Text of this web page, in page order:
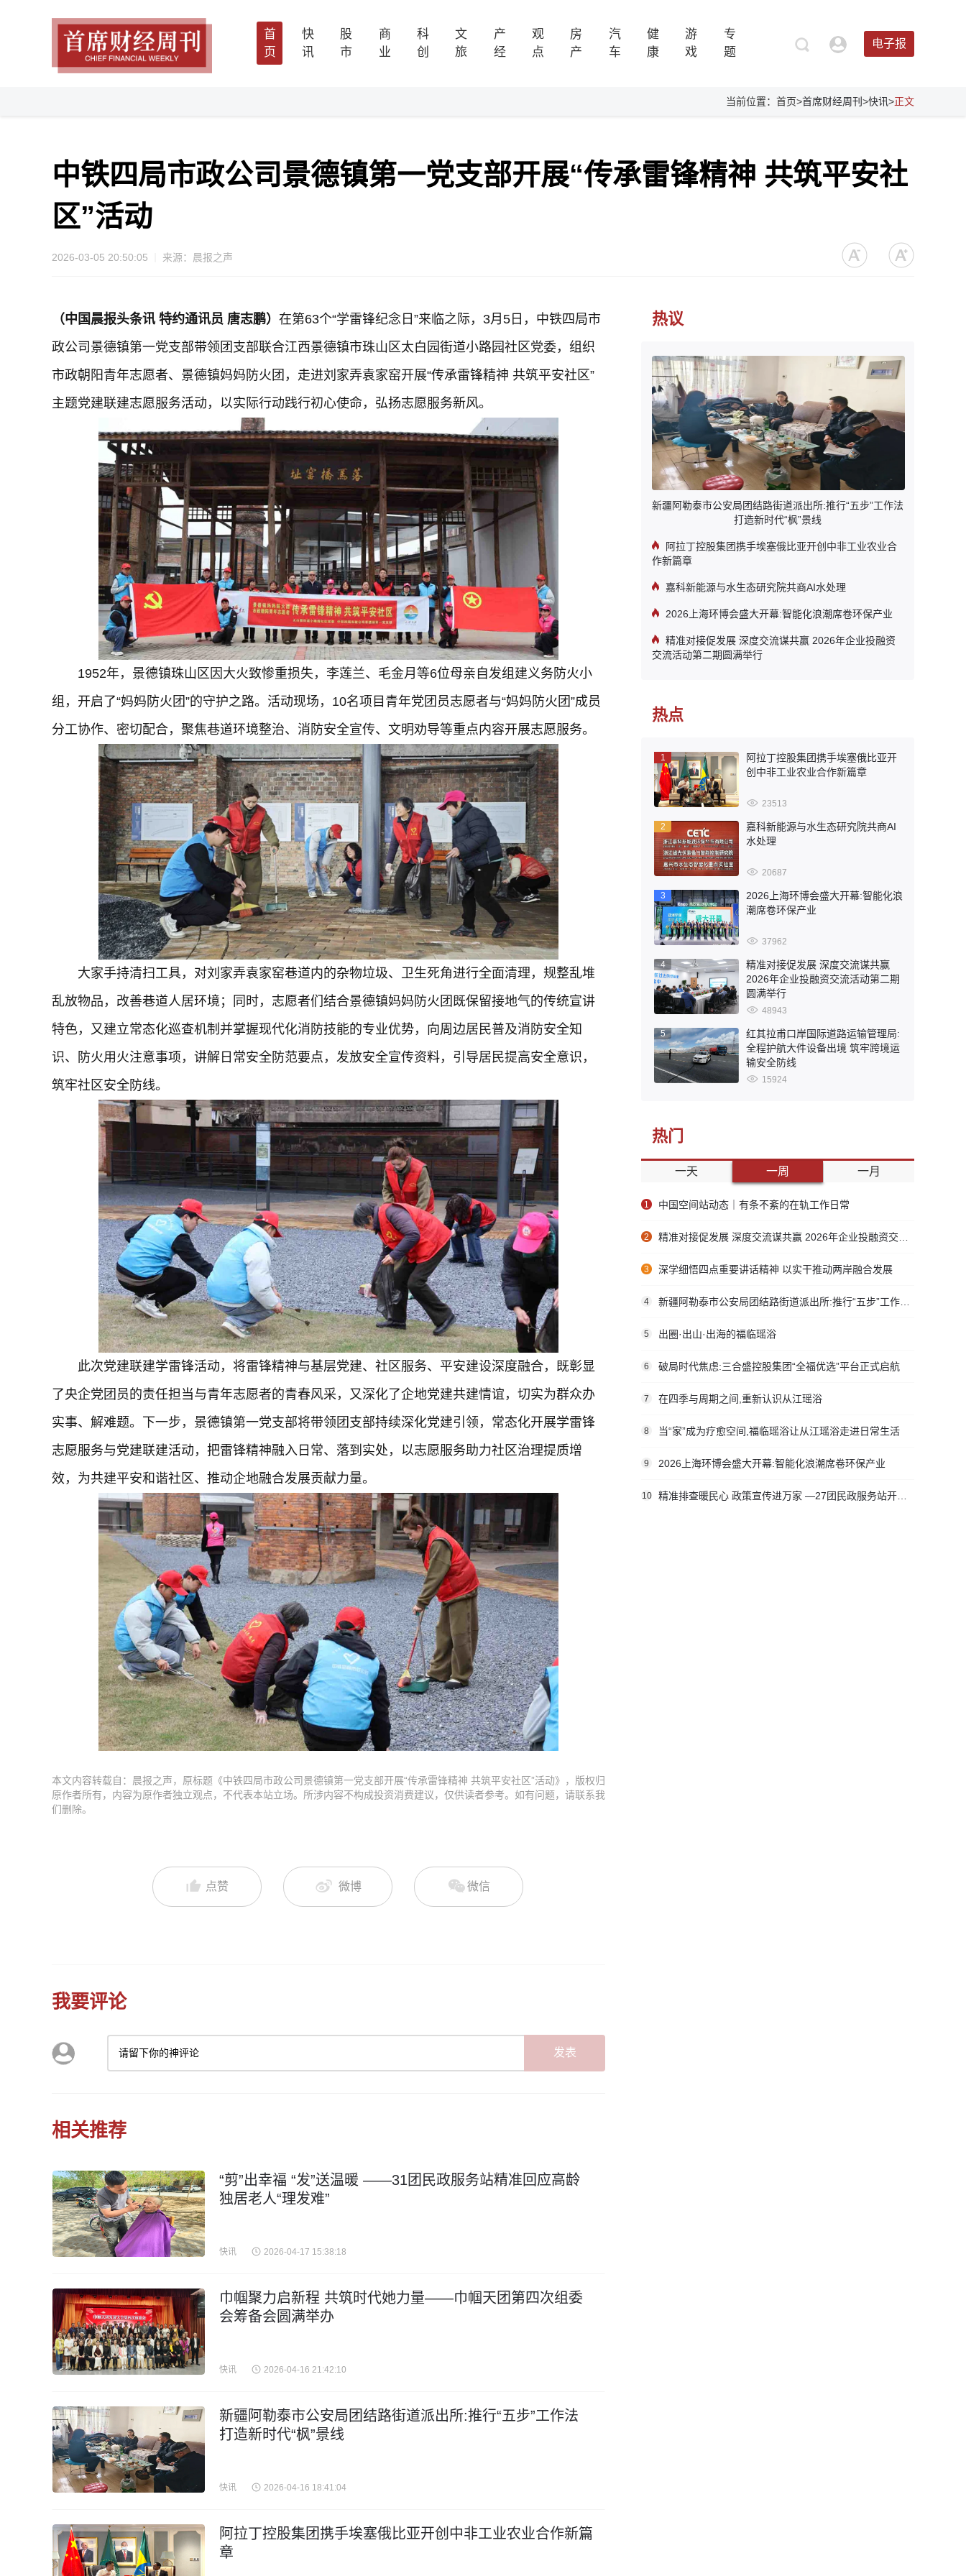
首
页
快
讯
股
市
商
业
科
创
文
旅
产
经
观
点
房
产
汽
车
健
康
游
戏
专
题
电子报
当前位置：首页>首席财经周刊 >快讯>正文
中铁四局市政公司景德镇第一党支部开展“传承雷锋精神 共筑平安社
区”活动
2026-03-05 20:50:05 来源：晨报之声
（中国晨报头条讯 特约通讯员 唐志鹏） 在第63个“学雷锋纪念日”来临之际，3月5日，中铁四局市
政公司景德镇第一党支部带领团支部联合江西景德镇市珠山区太白园街道小路园社区党委，组织
市政朝阳青年志愿者、景德镇妈妈防火团，走进刘家弄袁家窑开展“传承雷锋精神 共筑平安社区”
主题党建联建志愿服务活动，以实际行动践行初心使命，弘扬志愿服务新风。
1952年，景德镇珠山区因大火致惨重损失，李莲兰、毛金月等6位母亲自发组建义务防火小
组，开启了“妈妈防火团”的守护之路。活动现场，10名项目青年党团员志愿者与“妈妈防火团”成员
分工协作、密切配合，聚焦巷道环境整治、消防安全宣传、文明劝导等重点内容开展志愿服务。
大家手持清扫工具，对刘家弄袁家窑巷道内的杂物垃圾、卫生死角进行全面清理，规整乱堆
乱放物品，改善巷道人居环境；同时，志愿者们结合景德镇妈妈防火团既保留接地气的传统宣讲
特色，又建立常态化巡查机制并掌握现代化消防技能的专业优势，向周边居民普及消防安全知
识、防火用火注意事项，讲解日常安全防范要点，发放安全宣传资料，引导居民提高安全意识，
筑牢社区安全防线。
此次党建联建学雷锋活动，将雷锋精神与基层党建、社区服务、平安建设深度融合，既彰显
了央企党团员的责任担当与青年志愿者的青春风采，又深化了企地党建共建情谊，切实为群众办
实事、解难题。下一步，景德镇第一党支部将带领团支部持续深化党建引领，常态化开展学雷锋
志愿服务与党建联建活动，把雷锋精神融入日常、落到实处，以志愿服务助力社区治理提质增
效，为共建平安和谐社区、推动企地融合发展贡献力量。
本文内容转载自：晨报之声，原标题《中铁四局市政公司景德镇第一党支部开展“传承雷锋精神 共筑平安社区”活动》，版权归
原作者所有，内容为原作者独立观点，不代表本站立场。所涉内容不构成投资消费建议，仅供读者参考。如有问题，请联系我
们删除。
点赞 微博 微信
我要评论
请留下你的神评论 发表
相关推荐
“剪”出幸福 “发”送温暖 ——31团民政服务站精准回应高龄
独居老人“理发难”
快讯 2026-04-17 15:38:18
巾帼聚力启新程 共筑时代她力量——巾帼天团第四次组委
会筹备会圆满举办
快讯 2026-04-16 21:42:10
新疆阿勒泰市公安局团结路街道派出所:推行“五步”工作法
打造新时代“枫”景线
快讯 2026-04-16 18:41:04
阿拉丁控股集团携手埃塞俄比亚开创中非工业农业合作新篇
章
热议
新疆阿勒泰市公安局团结路街道派出所:推行“五步”工作法
打造新时代“枫”景线
阿拉丁控股集团携手埃塞俄比亚开创中非工业农业合
作新篇章
嘉科新能源与水生态研究院共商AI水处理
2026上海环博会盛大开幕:智能化浪潮席卷环保产业
精准对接促发展 深度交流谋共赢 2026年企业投融资
交流活动第二期圆满举行
热点
1
阿拉丁控股集团携手埃塞俄比亚开
创中非工业农业合作新篇章
23513
2
嘉科新能源与水生态研究院共商AI
水处理
20687
3
2026上海环博会盛大开幕:智能化浪
潮席卷环保产业
37962
4
精准对接促发展 深度交流谋共赢
2026年企业投融资交流活动第二期
圆满举行
48943
5
红其拉甫口岸国际道路运输管理局:
全程护航大件设备出境 筑牢跨境运
输安全防线
15924
热门
一天 一周 一月
1 中国空间站动态｜有条不紊的在轨工作日常
2 精准对接促发展 深度交流谋共赢 2026年企业投融资交流活动第二期圆满举行
3 深学细悟四点重要讲话精神 以实干推动两岸融合发展
4 新疆阿勒泰市公安局团结路街道派出所:推行“五步”工作法 打造新时代“枫”景线
5 出圈·出山·出海的福临瑶浴
6 破局时代焦虑:三合盛控股集团“全福优选”平台正式启航
7 在四季与周期之间,重新认识从江瑶浴
8 当“家”成为疗愈空间,福临瑶浴让从江瑶浴走进日常生活
9 2026上海环博会盛大开幕:智能化浪潮席卷环保产业
10 精准排查暖民心 政策宣传进万家 —27团民政服务站开展社会救助入户走访活动